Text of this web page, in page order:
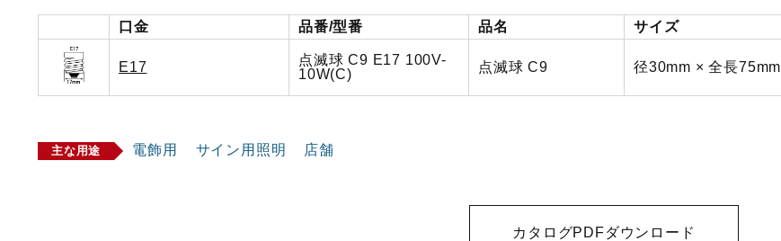
口金 品番/型番 品名 サイズ
E17
点滅球 C9 E17 100V-
10W(C)
点滅球 C9 径30mm × 全長75mm
主な用途 電飾用 サイン用照明 店舗
カタログPDFダウンロード